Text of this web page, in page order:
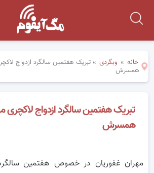
خانه » وبگردی »تبریک هفتمین سالگرد ازدواج
همسرش
تبریک هفتمین سالگرد ازدواج لاکچری
همسرش
مهران غفوریان در خصوص هفتمین